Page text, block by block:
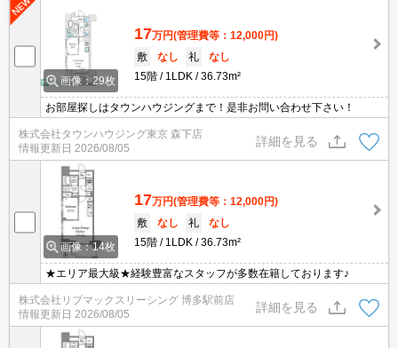
画像：29枚
17万円(管理費等：12,000円)
敷
なし 礼
なし
15階
1LDK 36.73m²
お部屋探しはタウンハウジングまで！是非お問い合わせ下さい！
株式会社タウンハウジング東京 森下店
情報更新日 2026/08/05
詳細を見る
画像：14枚
17万円(管理費等：12,000円)
敷
なし 礼
なし
15階
1LDK 36.73m²
★エリア最大級★経験豊富なスタッフが多数在籍しております♪
株式会社リブマックスリーシング 博多駅前店
情報更新日 2026/08/05
詳細を見る